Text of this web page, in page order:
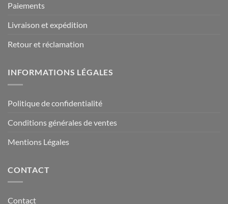
Paiements
Livraison et expédition
Retour et réclamation
INFORMATIONS LÉGALES
Politique de confidentialité
Conditions générales de ventes
Mentions Légales
CONTACT
Contact